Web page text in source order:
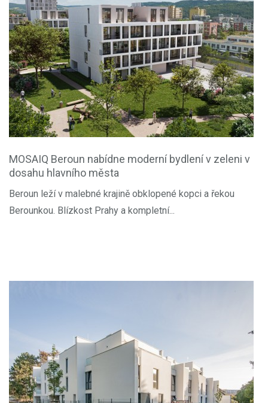
MOSAIQ Beroun nabídne moderní bydlení v zeleni v
dosahu hlavního města
Beroun leží v malebné krajině obklopené kopci a řekou
Berounkou. Blízkost Prahy a kompletní...